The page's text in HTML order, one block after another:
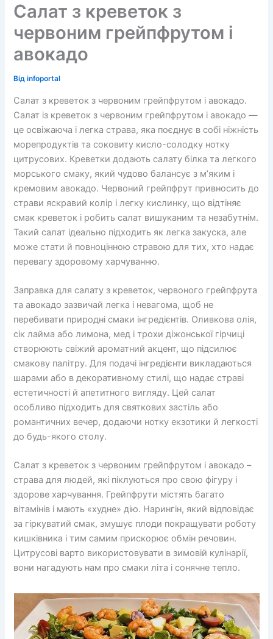
Салат з креветок з
червоним грейпфрутом і
авокадо
Відinfoportal
Салат з креветок з червоним грейпфрутом і авокадо.
Салат із креветок з червоним грейпфрутом і авокадо —
це освіжаюча і легка страва, яка поєднує в собі ніжність
морепродуктів та соковиту кисло-солодку нотку
цитрусових. Креветки додають салату білка та легкого
морського смаку, який чудово балансує з м’яким і
кремовим авокадо. Червоний грейпфрут привносить до
страви яскравий колір і легку кислинку, що відтіняє
смак креветок і робить салат вишуканим та незабутнім.
Такий салат ідеально підходить як легка закуска, але
може стати й повноцінною стравою для тих, хто надає
перевагу здоровому харчуванню.
Заправка для салату з креветок, червоного грейпфрута
та авокадо зазвичай легка і невагома, щоб не
перебивати природні смаки інгредієнтів. Оливкова олія,
сік лайма або лимона, мед і трохи діжонської гірчиці
створюють свіжий ароматний акцент, що підсилює
смакову палітру. Для подачі інгредієнти викладаються
шарами або в декоративному стилі, що надає страві
естетичності й апетитного вигляду. Цей салат
особливо підходить для святкових застіль або
романтичних вечер, додаючи нотку екзотики й легкості
до будь-якого столу.
Салат з креветок з червоним грейпфрутом і авокадо –
страва для людей, які піклуються про свою фігуру і
здорове харчування. Грейпфрути містять багато
вітамінів і мають «худне» дію. Нарингін, який відповідає
за гіркуватий смак, змушує плоди покращувати роботу
кишківника і тим самим прискорює обмін речовин.
Цитрусові варто використовувати в зимовій кулінарії,
вони нагадують нам про смаки літа і сонячне тепло.